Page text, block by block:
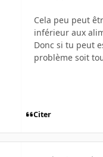
Cela peu peut
inférieur aux
Donc si tu peut
problème soit
Citer